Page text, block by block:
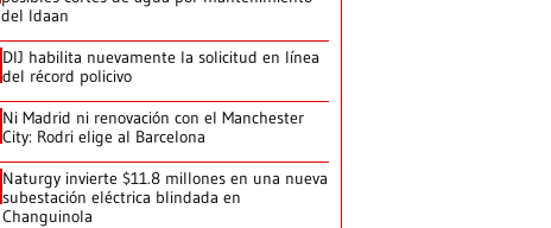
del Idaan
DIJ habilita nuevamente la solicitud en línea
del récord policivo
Ni Madrid ni renovación con el Manchester
City: Rodri elige al Barcelona
Naturgy invierte $11.8 millones en una nueva
subestación eléctrica blindada en
Changuinola